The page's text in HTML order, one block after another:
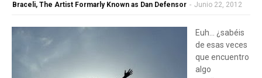
Braceli, The Artist Formarly Known as Dan Defensor - Junio 22, 2012
Euh... ¿sabéis
de esas veces
que encuentro
algo